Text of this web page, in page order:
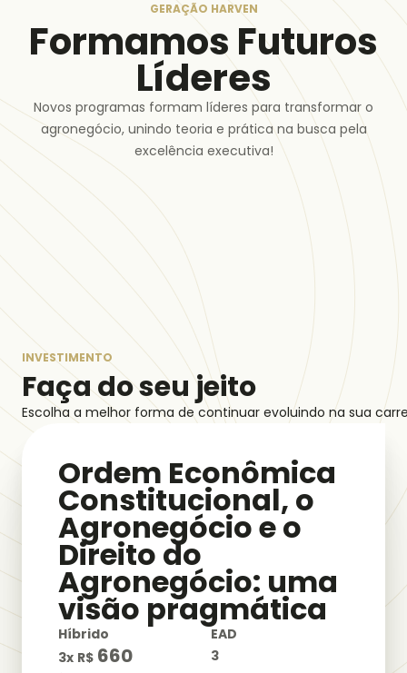
GERAÇÃO HARVEN
Formamos Futuros
Líderes
Novos programas formam líderes para transformar o
agronegócio, unindo teoria e prática na busca pela
excelência executiva!
INVESTIMENTO
Faça do seu jeito
Escolha a melhor forma de continuar evoluindo na sua
Ordem Econômica
Constitucional, o
Agronegócio e o
Direito do
Agronegócio: uma
visão pragmática
Híbrido
3x R$ 660
EAD
3